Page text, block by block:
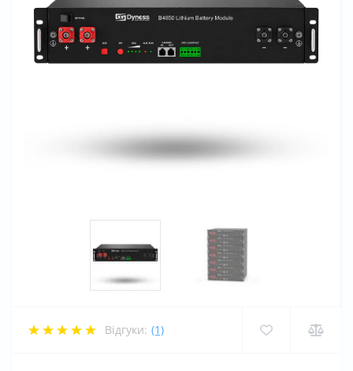
Відгуки: (1)